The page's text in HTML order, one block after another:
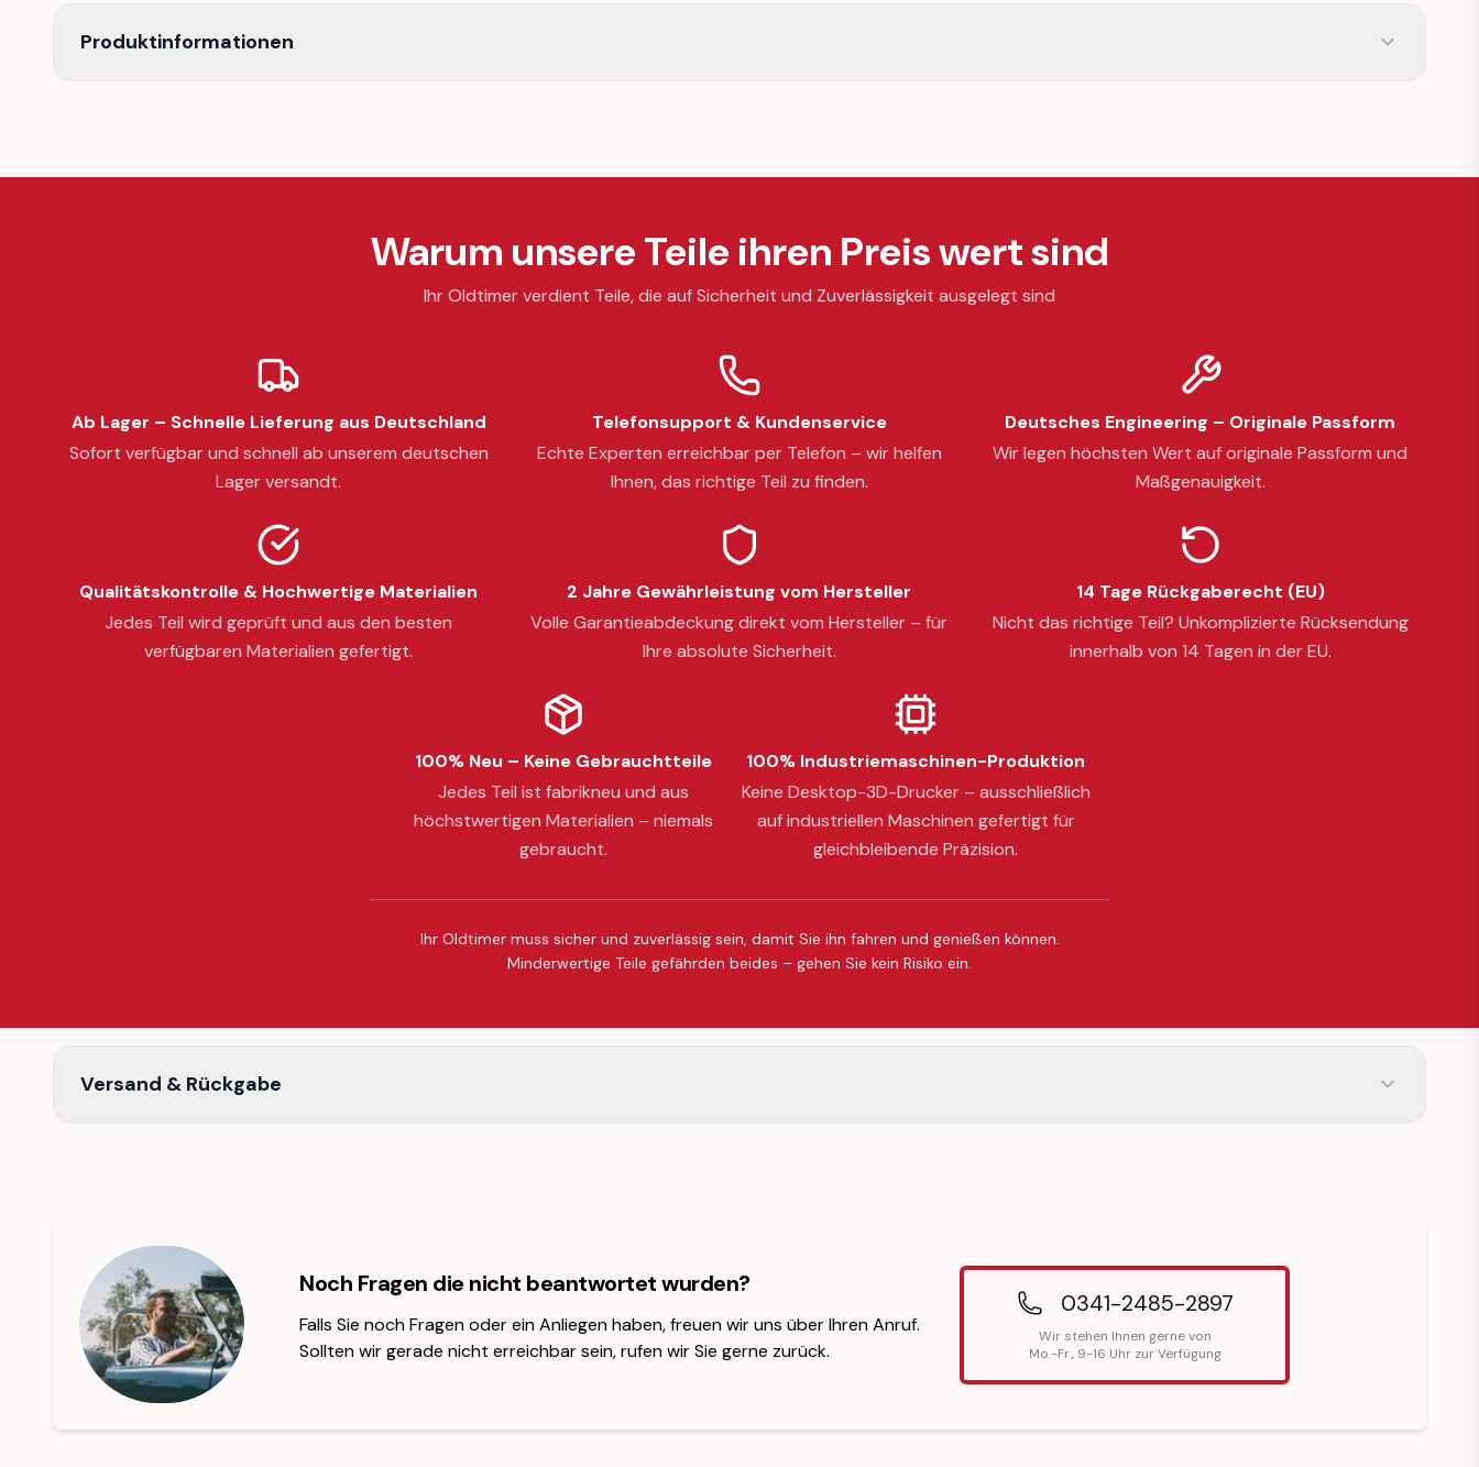
Produktinformationen
Warum unsere Teile ihren Preis wert sind
Ihr Oldtimer verdient Teile, die auf Sicherheit und Zuverlässigkeit ausgelegt sind
Ab Lager – Schnelle Lieferung aus Deutschland
Sofort verfügbar und schnell ab unserem deutschen
Lager versandt.
Telefonsupport & Kundenservice
Echte Experten erreichbar per Telefon – wir helfen
Ihnen, das richtige Teil zu finden.
Deutsches Engineering – Originale Passform
Wir legen höchsten Wert auf originale Passform und
Maßgenauigkeit.
Qualitätskontrolle & Hochwertige Materialien
Jedes Teil wird geprüft und aus den besten
verfügbaren Materialien gefertigt.
2 Jahre Gewährleistung vom Hersteller
Volle Garantieabdeckung direkt vom Hersteller – für
Ihre absolute Sicherheit.
14 Tage Rückgaberecht (EU)
Nicht das richtige Teil? Unkomplizierte Rücksendung
innerhalb von 14 Tagen in der EU.
100% Neu – Keine Gebrauchtteile
Jedes Teil ist fabrikneu und aus
höchstwertigen Materialien – niemals
gebraucht.
100% Industriemaschinen-Produktion
Keine Desktop-3D-Drucker – ausschließlich
auf industriellen Maschinen gefertigt für
gleichbleibende Präzision.
Ihr Oldtimer muss sicher und zuverlässig sein, damit Sie ihn fahren und genießen können.
Minderwertige Teile gefährden beides – gehen Sie kein Risiko ein.
Versand & Rückgabe
Noch Fragen die nicht beantwortet wurden?
Falls Sie noch Fragen oder ein Anliegen haben, freuen wir uns über Ihren Anruf.
Sollten wir gerade nicht erreichbar sein, rufen wir Sie gerne zurück.
0341-2485-2897
Wir stehen Ihnen gerne von
Mo.-Fr., 9-16 Uhr zur Verfügung